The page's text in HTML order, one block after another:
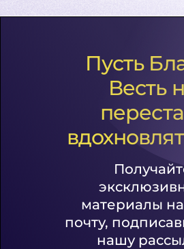
Пусть
Весть
материалы
почту,
нашу